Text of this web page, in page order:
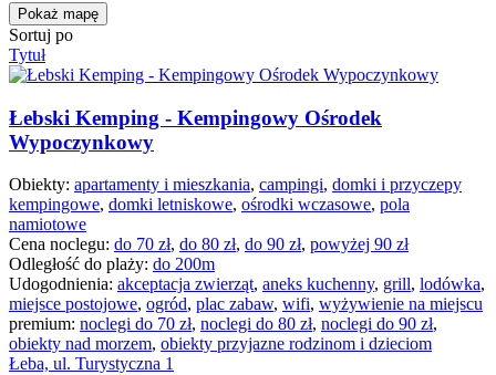
Pokaż mapę
Sortuj po
Tytuł
Łebski Kemping - Kempingowy Ośrodek
Wypoczynkowy
Obiekty: apartamenty i mieszkania, campingi, domki i przyczepy
kempingowe, domki letniskowe, ośrodki wczasowe, pola
namiotowe
Cena noclegu: do 70 zł, do 80 zł, do 90 zł, powyżej 90 zł
Odległość do plaży: do 200m
Udogodnienia: akceptacja zwierząt, aneks kuchenny, grill, lodówka,
miejsce postojowe, ogród, plac zabaw, wifi, wyżywienie na miejscu
premium: noclegi do 70 zł, noclegi do 80 zł, noclegi do 90 zł,
obiekty nad morzem, obiekty przyjazne rodzinom i dzieciom
Łeba, ul. Turystyczna 1